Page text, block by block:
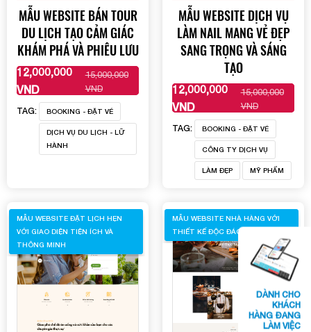
MẪU WEBSITE BÁN TOUR
DU LỊCH TẠO CẢM GIÁC
KHÁM PHÁ VÀ PHIÊU LƯU
12,000,000
VND
15,000,000
VND
XEM THÊM
TAG: BOOKING - ĐẶT VÉ
DỊCH VỤ DU LỊCH - LỮ
HÀNH
MẪU WEBSITE DỊCH VỤ
LÀM NAIL MANG VẺ ĐẸP
SANG TRỌNG VÀ SÁNG
TẠO
12,000,000
VND
15,000,000
VND
XEM THÊM
TAG: BOOKING - ĐẶT VÉ
CÔNG TY DỊCH VỤ
LÀM ĐẸP MỸ PHẨM
MẪU WEBSITE ĐẶT LỊCH HẸN
VỚI GIAO DIỆN TIỆN ÍCH VÀ
THÔNG MINH
MẪU WEBSITE NHÀ HÀNG VỚI
THIẾT KẾ ĐỘC ĐÁO VÀ TINH TẾ
DÀNH CHO
KHÁCH
HÀNG ĐANG
LÀM VIỆC